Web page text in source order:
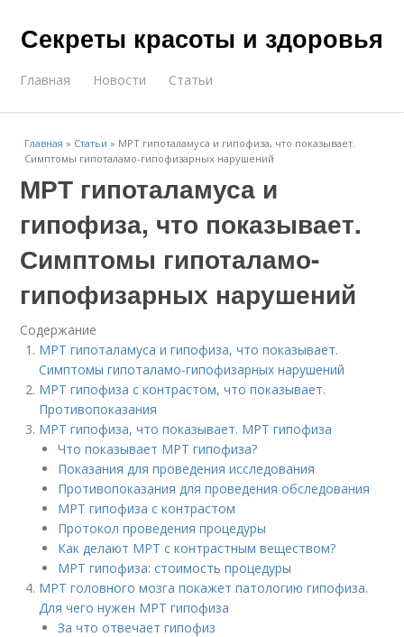
Секреты красоты и здоровья
Главная Новости Статьи
Главная » Статьи » МРТ гипоталамуса и гипофиза, что показывает.
Симптомы гипоталамо-гипофизарных нарушений
МРТ гипоталамуса и
гипофиза, что показывает.
Симптомы гипоталамо-
гипофизарных нарушений
Содержание
МРТ гипоталамуса и гипофиза, что показывает.
Симптомы гипоталамо-гипофизарных нарушений
МРТ гипофиза с контрастом, что показывает.
Противопоказания
МРТ гипофиза, что показывает. МРТ гипофиза
Что показывает МРТ гипофиза?
Показания для проведения исследования
Противопоказания для проведения обследования
МРТ гипофиза с контрастом
Протокол проведения процедуры
Как делают МРТ с контрастным веществом?
МРТ гипофиза: стоимость процедуры
МРТ головного мозга покажет патологию гипофиза.
Для чего нужен МРТ гипофиза
За что отвечает гипофиз